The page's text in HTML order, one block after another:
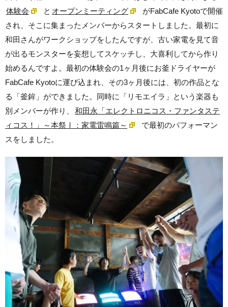
体験会
と オープンミーティング
がFabCafe Kyotoで開催
され、そこに集まったメンバーからスタートしました。最初に
和田さんがワークショップをしたんですが、古い家電を見て音
が出るモンスターを妄想してスケッチし、大喜利してから作り
始めるんですよ。最初の体験会の1ヶ月後にお釜ドライヤーが
FabCafe Kyotoに運び込まれ、その3ヶ月後には、初の作品とな
る「釜鉾」ができました。同時に「リモエイラ」という楽器も
別メンバーが作り、
和田永「エレクトロニコス・ファンタステ
ィコス！」～本祭Ⅰ：家電雷鳴篇～
で最初のパフォーマン
スをしました。